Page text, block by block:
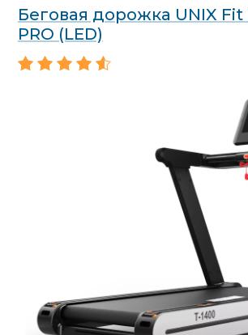
Беговая дорожка UNIX Fit
PRO (LED)